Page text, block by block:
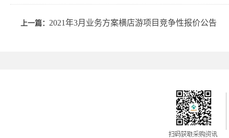
上一篇： 2021年3月业务方案横店游项目竞争性报价公告